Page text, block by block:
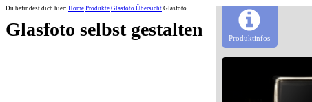
Du befindest dich hier: Home Produkte Glasfoto Übersicht Glasfoto
Glasfoto selbst gestalten Produktinfos